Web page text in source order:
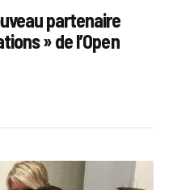
partenaire
» de l’Open